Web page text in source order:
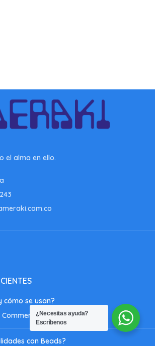
el alma en ello.
cómo se usan?
Comment
con Beads?
¿Necesitas ayuda?
Escríbenos